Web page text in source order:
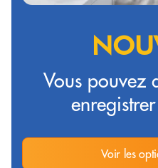
Vous pouvez
Voir les